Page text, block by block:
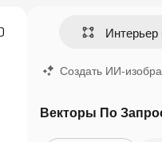
Создать ИИ-
Векторы По